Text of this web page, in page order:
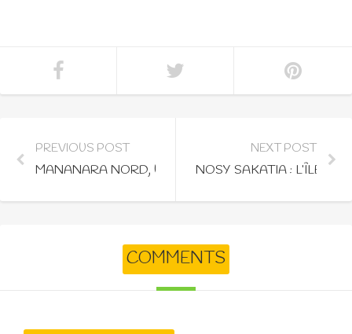
PREVIOUS POST
MANANARA NORD, UNE DESTINATION
NEXT POST
NOSY SAKATIA : L’ÎLE
COMMENTS